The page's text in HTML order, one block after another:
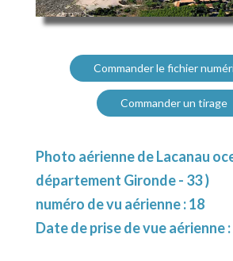
Commander le fichier
Commander un tirage
Photo aérienne de Lacanau
département Gironde - 33 )
numéro de vu aérienne : 18
Date de prise de vue aérienne